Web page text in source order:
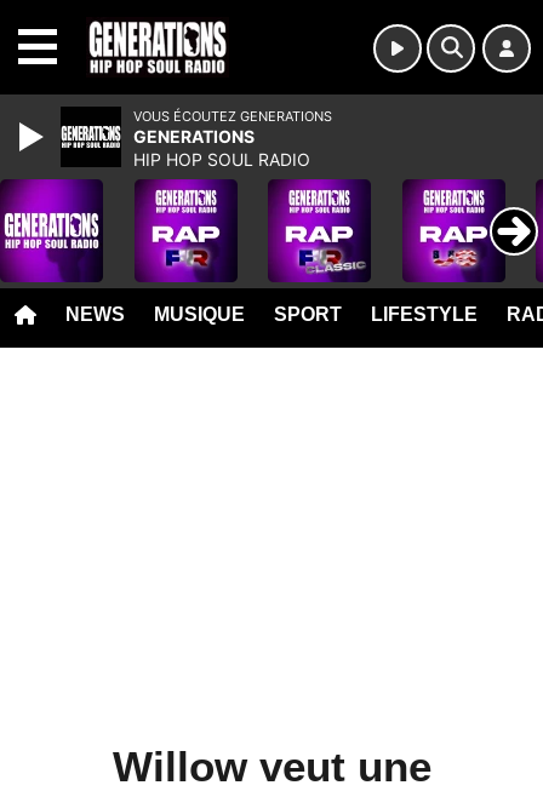
NEWS MUSIQUE SPORT LIFESTYLE
Willow veut une
VOUS ÉCOUTEZ GENERATIONS
GENERATIONS
HIP HOP SOUL RADIO